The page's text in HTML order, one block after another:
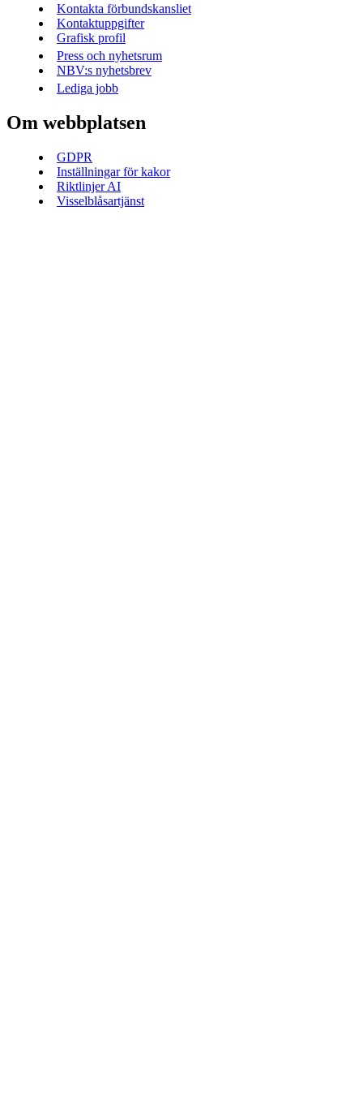
Kontakta förbundskansliet
Kontaktuppgifter
Grafisk profil
Press och nyhetsrum
NBV:s nyhetsbrev
Lediga jobb
Om webbplatsen
GDPR
Inställningar för kakor
Riktlinjer AI
Visselblåsartjänst